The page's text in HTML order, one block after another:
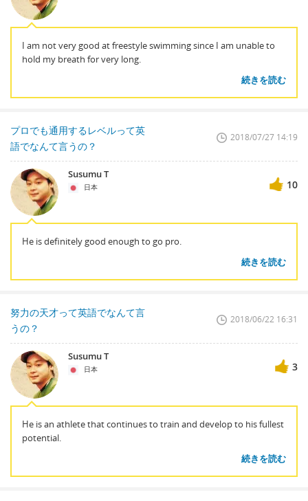
I am not very good at freestyle swimming since I am unable to
hold my breath for very long.
続きを読む
プロでも通用するレベルって英
語でなんて言うの？
2018/07/27 14:19
Susumu T
日本 10
He is definitely good enough to go pro.
続きを読む
努力の天才って英語でなんて言
うの？
2018/06/22 16:31
Susumu T
日本 3
He is an athlete that continues to train and develop to his fullest
potential.
続きを読む